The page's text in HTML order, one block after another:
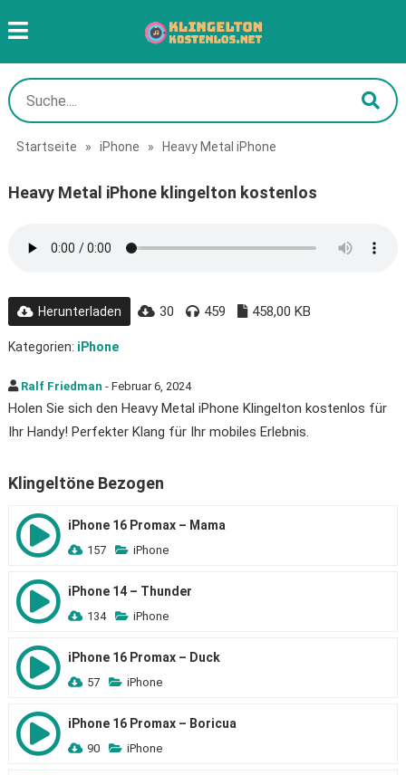
Startseite » iPhone » Heavy Metal iPhone
Heavy Metal iPhone klingelton kostenlos
Herunterladen 30 459 458,00 KB
Kategorien: iPhone
Ralf Friedman - Februar 6, 2024
Holen Sie sich den Heavy Metal iPhone Klingelton kostenlos für
Ihr Handy! Perfekter Klang für Ihr mobiles Erlebnis.
Klingeltöne Bezogen
iPhone 16 Promax – Mama
157 iPhone
iPhone 14 – Thunder
134 iPhone
iPhone 16 Promax – Duck
57 iPhone
iPhone 16 Promax – Boricua
90 iPhone